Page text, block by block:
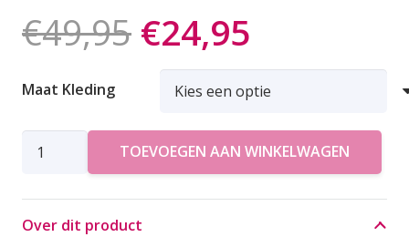
€49,95
prijs
was:
€49,95.
€24,95
prijs
is:
€24,95.
Maat Kleding
AZZURRO
TOEVOEGEN AAN WINKELWAGEN
Over dit product